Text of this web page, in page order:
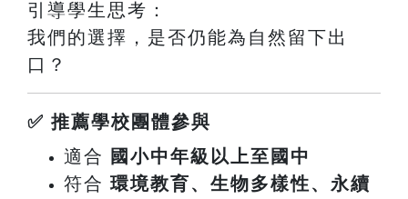
引導學生思考：
我們的選擇，是否仍能為自然留下出
口？
✅ 推薦學校團體參與
適合 國小中年級以上至國中
符合 環境教育、生物多樣性、永續